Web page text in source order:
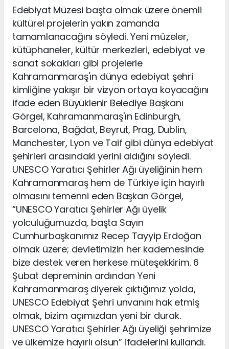
Edebiyat Müzesi başta olmak üzere önemli
kültürel projelerin yakın zamanda
tamamlanacağını söyledi. Yeni müzeler,
kütüphaneler, kültür merkezleri, edebiyat ve
sanat sokakları gibi projelerle
Kahramanmaraş'ın dünya edebiyat şehri
kimliğine yakışır bir vizyon ortaya koyacağını
ifade eden Büyüklenir Belediye Başkanı
Görgel, Kahramanmaraş'ın Edinburgh,
Barcelona, Bağdat, Beyrut, Prag, Dublin,
Manchester, Lyon ve Taif gibi dünya edebiyat
şehirleri arasındaki yerini aldığını söyledi.
UNESCO Yaratıcı Şehirler Ağı üyeliğinin hem
Kahramanmaraş hem de Türkiye için hayırlı
olmasını temenni eden Başkan Görgel,
“UNESCO Yaratıcı Şehirler Ağı üyelik
yolculuğumuzda, başta Sayın
Cumhurbaşkanımız Recep Tayyip Erdoğan
olmak üzere; devletimizin her kademesinde
bize destek veren herkese müteşekkirim. 6
Şubat depreminin ardından Yeni
Kahramanmaraş diyerek çıktığımız yolda,
UNESCO Edebiyat Şehri unvanını hak etmiş
olmak, bizim açımızdan yeni bir durak.
UNESCO Yaratıcı Şehirler Ağı üyeliği şehrimize
ve ülkemize hayırlı olsun” ifadelerini kullandı.